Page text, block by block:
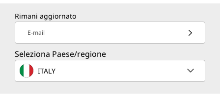
Rimani aggiornato
E-mail
Seleziona Paese/regione
ITALY